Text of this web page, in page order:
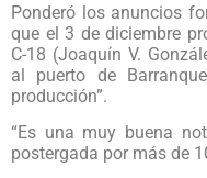
Ponderó los anuncios
que el 3 de diciembre
C-18 (Joaquín V.
al puerto de
producción”.
“Es una muy buena
postergada por más de